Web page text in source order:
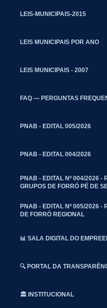
LEIS-MUNICIPAIS-2015
LEIS MUNICIPAIS POR ANO
LEIS MUNICIPAIS - 2007
FAQ — PERGUNTAS
PNAB - EDITAL 005/2026
PNAB - EDITAL 004/2026
PNAB - EDITAL Nº 004/2026 -
GRUPOS DE FORRÓ PÉ DE
PNAB - EDITAL Nº 005/2026 -
DE FORRÓ REGIONAL
📊 SALA DIGITAL DO
🔍 PORTAL DA
🏛️ INSTITUCIONAL